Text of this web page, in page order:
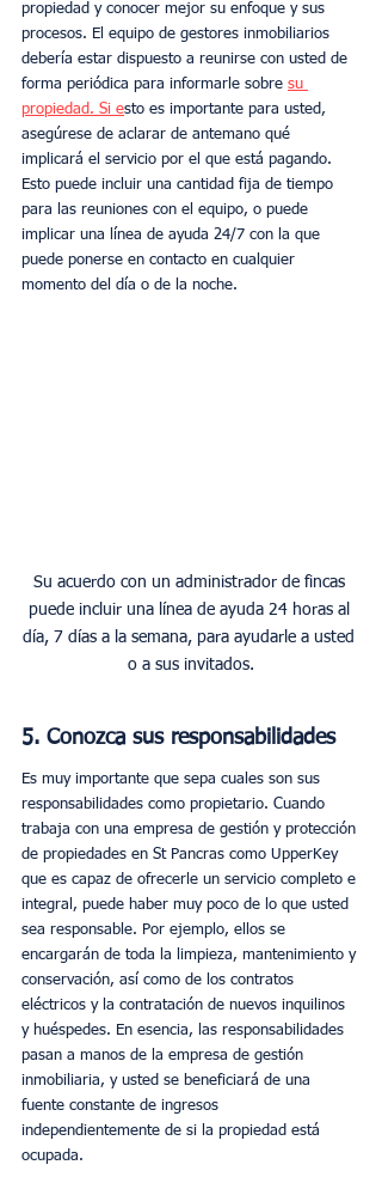
propiedad y conocer mejor su enfoque y sus
procesos. El equipo de gestores inmobiliarios
debería estar dispuesto a reunirse con usted de
forma periódica para informarle sobre su
propiedad. Si esto es importante para usted,
asegúrese de aclarar de antemano qué
implicará el servicio por el que está pagando.
Esto puede incluir una cantidad fija de tiempo
para las reuniones con el equipo, o puede
implicar una línea de ayuda 24/7 con la que
puede ponerse en contacto en cualquier
momento del día o de la noche.
Su acuerdo con un administrador de fincas
puede incluir una línea de ayuda 24 horas al
día, 7 días a la semana, para ayudarle a usted
o a sus invitados.
5. Conozca sus responsabilidades
Es muy importante que sepa cuales son sus
responsabilidades como propietario. Cuando
trabaja con una empresa de gestión y protección
de propiedades en St Pancras como UpperKey
que es capaz de ofrecerle un servicio completo e
integral, puede haber muy poco de lo que usted
sea responsable. Por ejemplo, ellos se
encargarán de toda la limpieza, mantenimiento y
conservación, así como de los contratos
eléctricos y la contratación de nuevos inquilinos
y huéspedes. En esencia, las responsabilidades
pasan a manos de la empresa de gestión
inmobiliaria, y usted se beneficiará de una
fuente constante de ingresos
independientemente de si la propiedad está
ocupada.